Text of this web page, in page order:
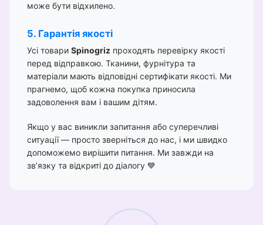
може бути відхилено.
5. Гарантія якості
Усі товари Spinogriz проходять перевірку якості
перед відправкою. Тканини, фурнітура та
матеріали мають відповідні сертифікати якості. Ми
прагнемо, щоб кожна покупка приносила
задоволення вам і вашим дітям.
Якщо у вас виникли запитання або суперечливі
ситуації — просто зверніться до нас, і ми швидко
допоможемо вирішити питання. Ми завжди на
зв’язку та відкриті до діалогу 💙